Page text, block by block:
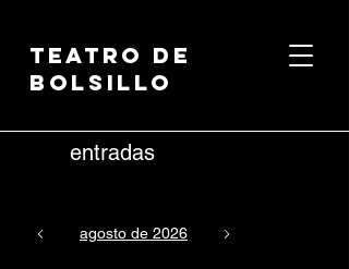
entradas
Teatro de
Bolsillo
agosto de 2026